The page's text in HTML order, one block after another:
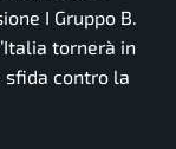
I Gruppo B.
tornerà in
sfida contro la